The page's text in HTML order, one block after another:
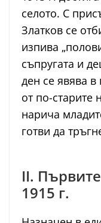
селото. С
Златков се
изпива
съпругата и
ден се явява
от по-старите
нарича
готви да
II.
1915 г.